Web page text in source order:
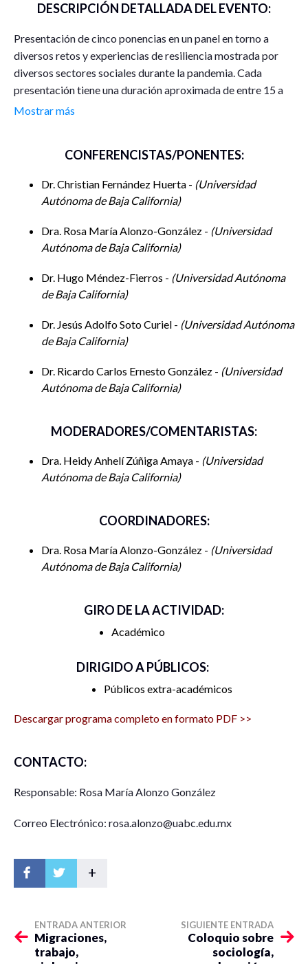
DESCRIPCIÓN DETALLADA DEL EVENTO:
Presentación de cinco ponencias en un panel en torno a
diversos retos y experiencias de resiliencia mostrada por
diversos sectores sociales durante la pandemia. Cada
presentación tiene una duración aproximada de entre 15 a
20 minutos seguida de un espacio de 5 minutos para
Mostrar más
CONFERENCISTAS/PONENTES:
Dr. Christian Fernández Huerta - Universidad
Autónoma de Baja California
Dra. Rosa María Alonzo-González - Universidad
Autónoma de Baja California
Dr. Hugo Méndez-Fierros - Universidad Autónoma
de Baja California
Dr. Jesús Adolfo Soto Curiel - Universidad Autónoma
de Baja California
Dr. Ricardo Carlos Ernesto González - Universidad
Autónoma de Baja California
MODERADORES/COMENTARISTAS:
Dra. Heidy Anhelí Zúñiga Amaya - Universidad
Autónoma de Baja California
COORDINADORES:
Dra. Rosa María Alonzo-González - Universidad
Autónoma de Baja California
GIRO DE LA ACTIVIDAD:
Académico
DIRIGIDO A PÚBLICOS:
Públicos extra-académicos
Descargar programa completo en formato PDF >>
CONTACTO:
Responsable: Rosa María Alonzo González
Correo Electrónico: rosa.alonzo@uabc.edu.mx
+
ENTRADA ANTERIOR
Migraciones,
trabajo,
SIGUIENTE ENTRADA
Coloquio sobre
sociología,